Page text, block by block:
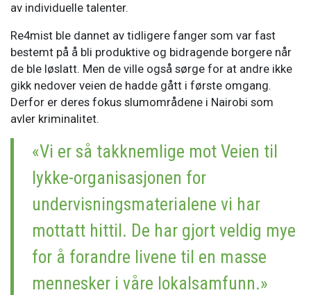
av individuelle talenter.
Re4mist ble dannet av tidligere fanger som var fast
bestemt på å bli produktive og bidragende borgere når
de ble løslatt. Men de ville også sørge for at andre ikke
gikk nedover veien de hadde gått i første omgang.
Derfor er deres fokus slumområdene i Nairobi som
avler kriminalitet.
«Vi er så takknemlige mot Veien til
lykke-organisasjonen for
undervisningsmaterialene vi har
mottatt hittil. De har gjort veldig mye
for å forandre livene til en masse
mennesker i våre lokalsamfunn.»